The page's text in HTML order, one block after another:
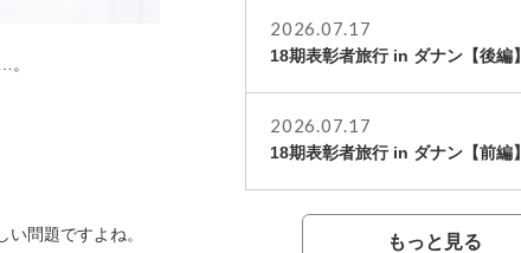
。
問題ですよね。
2026.07.17
18期表彰者旅行 in ダナン【後編】
2026.07.17
18期表彰者旅行 in ダナン【前編】
もっと見る